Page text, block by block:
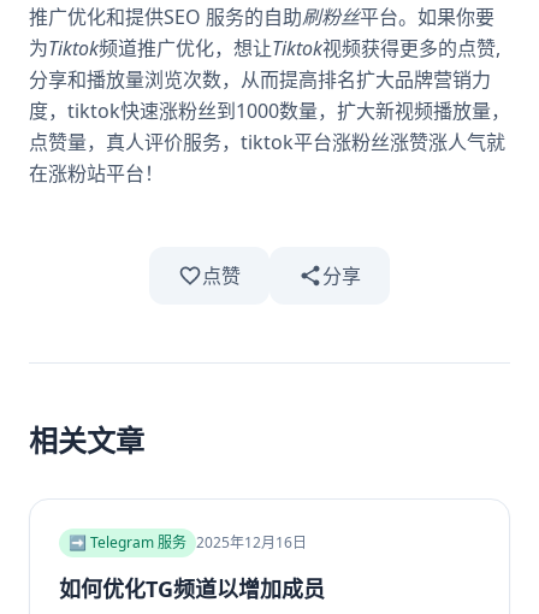
推广优化和提供SEO 服务的自助刷粉丝平台。如果你要
为Tiktok频道推广优化，想让Tiktok视频获得更多的点赞,
分享和播放量浏览次数，从而提高排名扩大品牌营销力
度，tiktok快速涨粉丝到1000数量，扩大新视频播放量，
点赞量，真人评价服务，tiktok平台涨粉丝涨赞涨人气就
在涨粉站平台！
点赞 分享
相关文章
➡️ Telegram 服务 2025年12月16日
如何优化TG频道以增加成员